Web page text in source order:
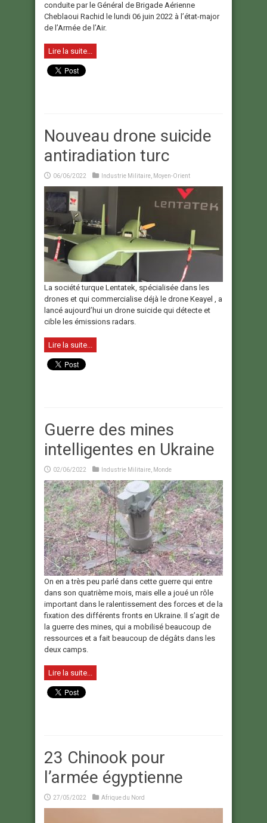
conduite par le Général de Brigade Aérienne
Cheblaoui Rachid le lundi 06 juin 2022 à l’état-major
de l’Armée de l’Air.
Lire la suite...
Nouveau drone suicide
antiradiation turc
06/06/2022 Industrie Militaire Moyen-Orient
La société turque Lentatek, spécialisée dans les
drones et qui commercialise déjà le drone Keayel , a
lancé aujourd’hui un drone suicide qui détecte et
cible les émissions radars.
Lire la suite...
Guerre des mines
intelligentes en Ukraine
02/06/2022 Industrie Militaire Monde
On en a très peu parlé dans cette guerre qui entre
dans son quatrième mois, mais elle a joué un rôle
important dans le ralentissement des forces et de la
fixation des différents fronts en Ukraine. Il s’agit de
la guerre des mines, qui a mobilisé beaucoup de
ressources et a fait beaucoup de dégâts dans les
deux camps.
Lire la suite...
23 Chinook pour
l’armée égyptienne
27/05/2022 Afrique du Nord